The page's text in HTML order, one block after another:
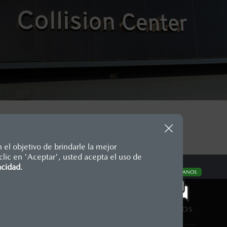
el objetivo de brindarle la mejor
en 'Aceptar', usted acepta el uso de
. CONTÁCTANOS
CONTÁCTANOS
en moneda de los Estados
y los precios de sus